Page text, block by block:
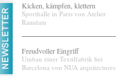
Kicken, kämpfen, klettern
Sporthalle in Paris von Atelier
Ramdam
Freudvoller Eingriff
Umbau einer Textilfabrik bei
Barcelona von NUA arquitectures